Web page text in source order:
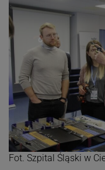
Fot. Szpital Śląski w